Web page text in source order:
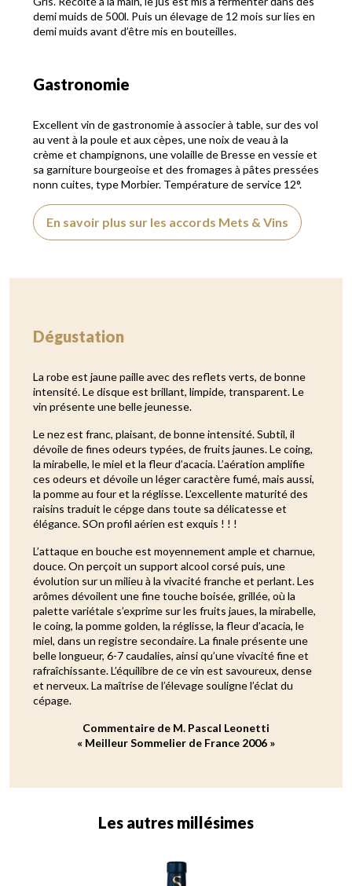
demi muids de 500l. Puis un élevage de 12 mois sur lies en
demi muids avant d’être mis en bouteilles.
Gastronomie
Excellent vin de gastronomie à associer à table, sur des vol
au vent à la poule et aux cèpes, une noix de veau à la
crème et champignons, une volaille de Bresse en vessie et
sa garniture bourgeoise et des fromages à pâtes pressées
nonn cuites, type Morbier. Température de service 12°.
En savoir plus sur les accords Mets & Vins
Dégustation
La robe est jaune paille avec des reflets verts, de bonne
intensité. Le disque est brillant, limpide, transparent. Le
vin présente une belle jeunesse.
Le nez est franc, plaisant, de bonne intensité. Subtil, il
dévoile de fines odeurs typées, de fruits jaunes. Le coing,
la mirabelle, le miel et la fleur d’acacia. L’aération amplifie
ces odeurs et dévoile un léger caractère fumé, mais aussi,
la pomme au four et la réglisse. L’excellente maturité des
raisins traduit le cépge dans toute sa délicatesse et
élégance. SOn profil aérien est exquis ! ! !
L’attaque en bouche est moyennement ample et charnue,
douce. On perçoit un support alcool corsé puis, une
évolution sur un milieu à la vivacité franche et perlant. Les
arômes dévoilent une fine touche boisée, grillée, où la
palette variétale s’exprime sur les fruits jaues, la mirabelle,
le coing, la pomme golden, la réglisse, la fleur d’acacia, le
miel, dans un registre secondaire. La finale présente une
belle longueur, 6-7 caudalies, ainsi qu’une vivacité fine et
rafraîchissante. L’équilibre de ce vin est savoureux, dense
et nerveux. La maîtrise de l’élevage souligne l’éclat du
cépage.
Commentaire de M. Pascal Leonetti
« Meilleur Sommelier de France 2006 »
Les autres millésimes